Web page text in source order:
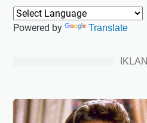
Powered by Translate
IKLAN